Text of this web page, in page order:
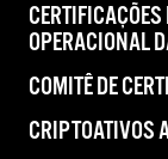
OPERACIONAL
COMITÊ DE
CRIPTOATIVOS